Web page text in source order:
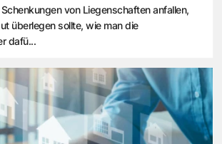
von Liegenschaften anfallen,
überlegen sollte, wie man die
dafü...